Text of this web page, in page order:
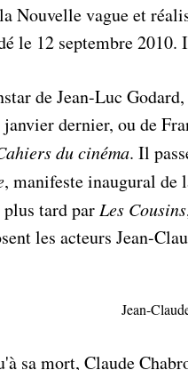
Nouvelle vague et
le 12 septembre
de Jean-Luc
dernier, ou de
du cinéma. Il
, manifeste inaugural de
tard par Les Cousins
les acteurs Jean-
Jean-
sa mort, Claude